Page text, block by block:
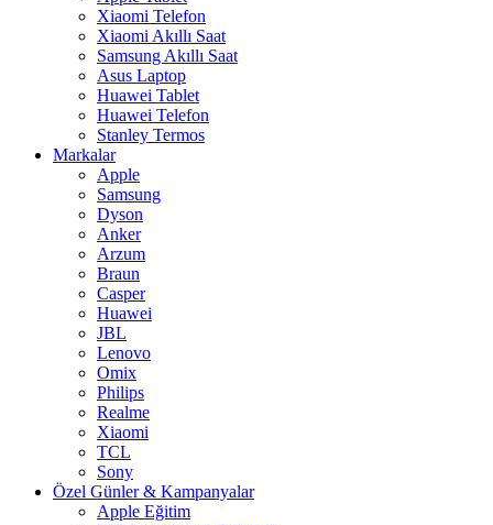
Xiaomi Telefon
Xiaomi Akıllı Saat
Samsung Akıllı Saat
Asus Laptop
Huawei Tablet
Huawei Telefon
Stanley Termos
Markalar
Apple
Samsung
Dyson
Anker
Arzum
Braun
Casper
Huawei
JBL
Lenovo
Omix
Philips
Realme
Xiaomi
TCL
Sony
Özel Günler & Kampanyalar
Apple Eğitim